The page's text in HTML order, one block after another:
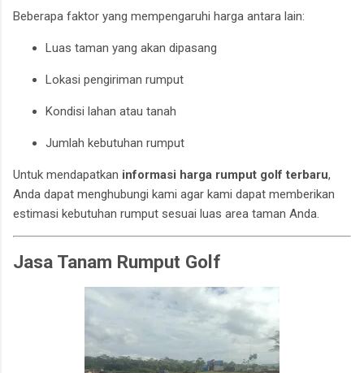
Beberapa faktor yang mempengaruhi harga antara lain:
Luas taman yang akan dipasang
Lokasi pengiriman rumput
Kondisi lahan atau tanah
Jumlah kebutuhan rumput
Untuk mendapatkan informasi harga rumput golf terbaru,
Anda dapat menghubungi kami agar kami dapat memberikan
estimasi kebutuhan rumput sesuai luas area taman Anda.
Jasa Tanam Rumput Golf